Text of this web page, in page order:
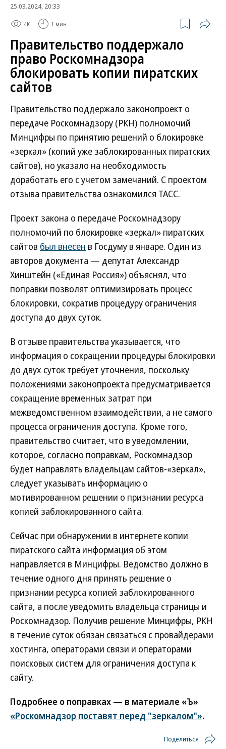
25.03.2024, 20:33
4K 1 мин.
Правительство поддержало
право Роскомнадзора
блокировать копии пиратских
сайтов
Правительство поддержало законопроект о
передаче Роскомнадзору (РКН) полномочий
Минцифры по принятию решений о блокировке
«зеркал» (копий уже заблокированных пиратских
сайтов), но указало на необходимость
доработать его с учетом замечаний. С проектом
отзыва правительства ознакомился ТАСС.
Проект закона о передаче Роскомнадзору
полномочий по блокировке «зеркал» пиратских
сайтов был внесен в Госдуму в январе. Один из
авторов документа — депутат Александр
Хинштейн («Единая Россия») объяснял, что
поправки позволят оптимизировать процесс
блокировки, сократив процедуру ограничения
доступа до двух суток.
В отзыве правительства указывается, что
информация о сокращении процедуры блокировки
до двух суток требует уточнения, поскольку
положениями законопроекта предусматривается
сокращение временных затрат при
межведомственном взаимодействии, а не самого
процесса ограничения доступа. Кроме того,
правительство считает, что в уведомлении,
которое, согласно поправкам, Роскомнадзор
будет направлять владельцам сайтов-«зеркал»,
следует указывать информацию о
мотивированном решении о признании ресурса
копией заблокированного сайта.
Сейчас при обнаружении в интернете копии
пиратского сайта информация об этом
направляется в Минцифры. Ведомство должно в
течение одного дня принять решение о
признании ресурса копией заблокированного
сайта, а после уведомить владельца страницы и
Роскомнадзор. Получив решение Минцифры, РКН
в течение суток обязан связаться с провайдерами
хостинга, операторами связи и операторами
поисковых систем для ограничения доступа к
сайту.
Подробнее о поправках — в материале «Ъ»
«Роскомнадзор поставят перед "зеркалом"».
Поделиться